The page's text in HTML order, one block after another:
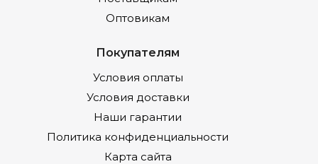
Оптовикам
Покупателям
Условия оплаты
Условия доставки
Наши гарантии
Политика конфиденциальности
Карта сайта